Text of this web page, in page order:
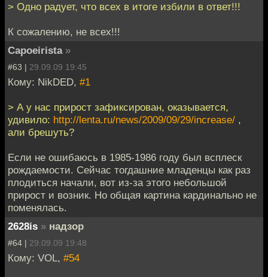
> Одно радует, что всех в итоге избили в ответ!!!
К сожалению, не всех!!!
Capoeirista »
#63 | 29.09.09 19:45
Кому: NikDED, #1
> А у нас прирост зафиксирован, оказывается,
удивило: http://lenta.ru/news/2009/09/29/increase/ ,
али брешуть?
Если не ошибаюсь в 1985-1986 году был всплеск
рождаемости. Сейчас тогдашние младенцы как раз
плодиться начали, вот из-за этого небольшой
прирост и возник. Но общая картина кардинально не
поменялась.
2628is » надзор
#64 | 29.09.09 19:48
Кому: VOL, #54